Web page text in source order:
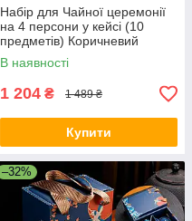
Набір для Чайної церемонії
на 4 персони у кейсі (10
предметів) Коричневий
В наявності
1 204 ₴ 1 489 ₴
Купити
–32%